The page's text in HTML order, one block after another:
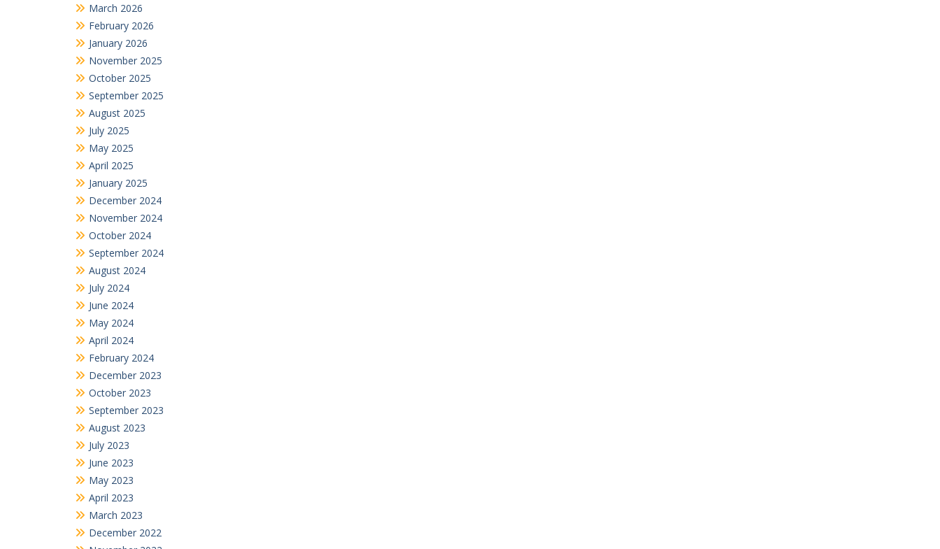
March 2026
February 2026
January 2026
November 2025
October 2025
September 2025
August 2025
July 2025
May 2025
April 2025
January 2025
December 2024
November 2024
October 2024
September 2024
August 2024
July 2024
June 2024
May 2024
April 2024
February 2024
December 2023
October 2023
September 2023
August 2023
July 2023
June 2023
May 2023
April 2023
March 2023
December 2022